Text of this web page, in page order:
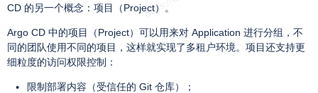
CD 的另一个概念：项目（Project）。
Argo CD 中的项目（Project）可以用来对 Application 进行分组，不
同的团队使用不同的项目，这样就实现了多租户环境。项目还支持更
细粒度的访问权限控制：
限制部署内容（受信任的 Git 仓库）；